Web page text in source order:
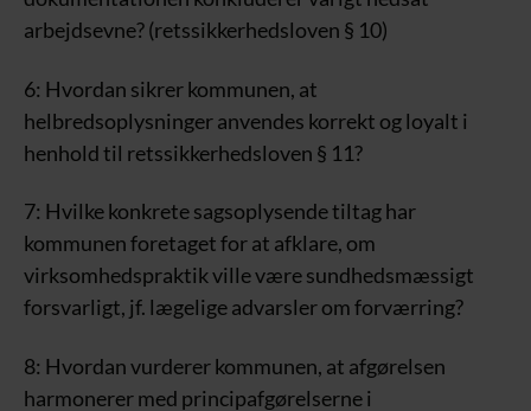
arbejdsevne? (retssikkerhedsloven § 10)
6: Hvordan sikrer kommunen, at
helbredsoplysninger anvendes korrekt og loyalt i
henhold til retssikkerhedsloven § 11?
7: Hvilke konkrete sagsoplysende tiltag har
kommunen foretaget for at afklare, om
virksomhedspraktik ville være sundhedsmæssigt
forsvarligt, jf. lægelige advarsler om forværring?
8: Hvordan vurderer kommunen, at afgørelsen
harmonerer med principafgørelserne i